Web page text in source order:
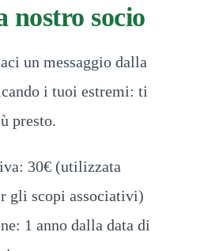
nostro socio
un messaggio dalla
i tuoi estremi: ti
presto.
30€ (utilizzata
gli scopi associativi)
1 anno dalla data di